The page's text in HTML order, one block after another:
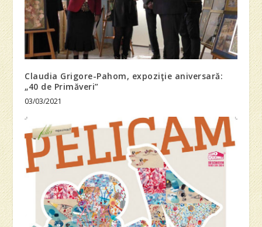
Claudia Grigore-Pahom, expoziţie aniversară:
„40 de Primăveri”
03/03/2021